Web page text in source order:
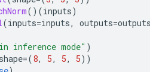
()(inputs)
(inputs=inputs, outputs=
inference mode" )
shape=(8, 5, 5, 5))